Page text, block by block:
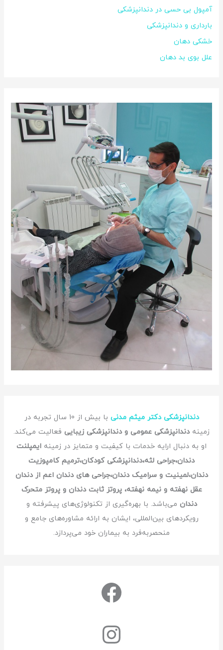
آمپول بی حسی در دندانپزشکی
بارداری و دندانپزشکی
خشکی دهان
علل بوی بد دهان
دندانپزشکی دکتر میثم مدنی
با بیش از 10 سال تجربه در
زمینهدندانپزشکی عمومی و دندانپزشکی زیبایی فعالیت می‌کند.
او به دنبال ارایه خدمات با کیفیت و متمایز در زمینه ایمپلنت
دندان،جراحی لثه،دندانپزشکی کودکان،ترمیم کامپوزیت
دندان،لمینیت و سرامیک دندان،جراحی های دندان اعم از دندان
عقل نهفته و نیمه نهفته، پروتز ثابت دندان و پروتز متحرک
دندان می‌باشد. با بهره‌گیری از تکنولوژی‌های پیشرفته و
رویکردهای بین‌المللی، ایشان به ارائه مشاوره‌های جامع و
منحصربه‌فرد به بیماران خود می‌پردازد.